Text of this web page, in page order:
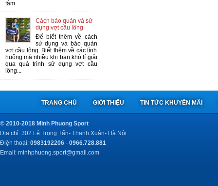
tâm
Cách bảo quản và sử
dụng vợt cầu lông
Để biết thêm về cách
sử dụng và bảo quản
vợt cầu lông. Biết thêm về các tình
huống mà nhiều khi bạn khó lí giải
qua quá trình sử dụng vợt cầu
lông...
TRANG CHỦ GIỚI THIỆU TIN TỨC KHUYẾN MÃI
© 2010-2018 Minh Phuong Sport
Địa chỉ: 302 Lê Trọng Tấn- Thanh Xuân- Hà Nội
Điện thoại: 0983192206 - 0966.728.881
Email: minhphuong.sport@gmail.com